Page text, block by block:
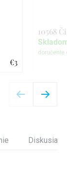
€3
10568
Diskusia